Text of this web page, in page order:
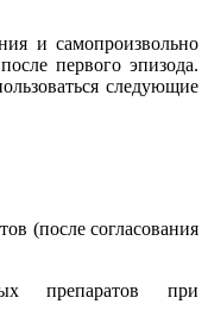
и самопроизвольно
первого эпизода.
следующие
(после согласования
препаратов при